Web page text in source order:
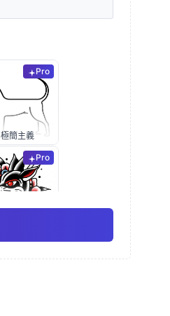
Pro
極簡主義
Pro
動漫